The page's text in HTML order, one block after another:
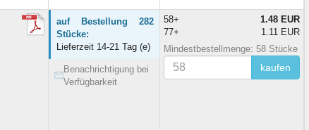
auf Bestellung 282
Stücke:
Lieferzeit 14-21 Tag (e)
Benachrichtigung bei
Verfügbarkeit
58+
1.48 EUR
77+
1.11 EUR
Mindestbestellmenge: 58 Stücke
kaufen